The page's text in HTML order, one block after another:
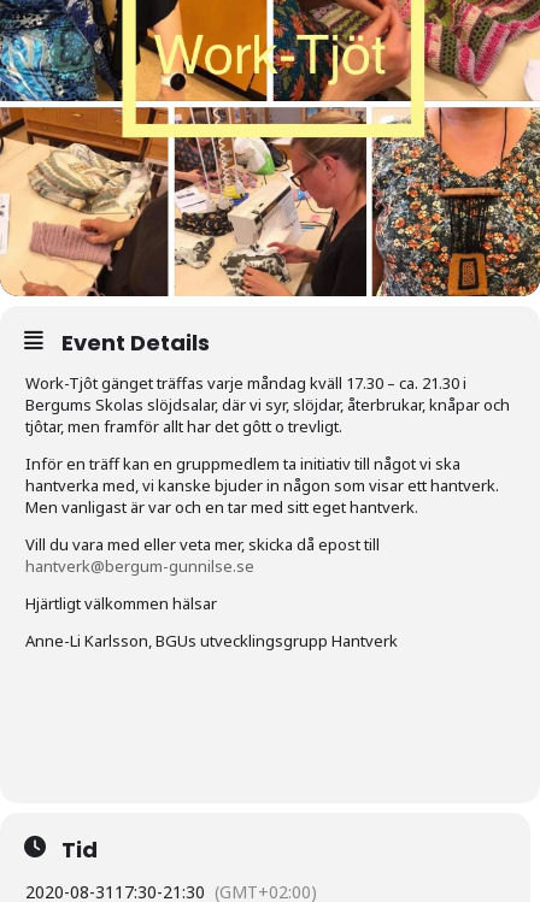
Event Details
Work-Tjôt gänget träffas varje måndag kväll 17.30 – ca. 21.30 i
Bergums Skolas slöjdsalar, där vi syr, slöjdar, återbrukar, knåpar och
tjôtar, men framför allt har det gôtt o trevligt.
Inför en träff kan en gruppmedlem ta initiativ till något vi ska
hantverka med, vi kanske bjuder in någon som visar ett hantverk.
Men vanligast är var och en tar med sitt eget hantverk.
Vill du vara med eller veta mer, skicka då epost till
hantverk@bergum-gunnilse.se
Hjärtligt välkommen hälsar
Anne-Li Karlsson, BGUs utvecklingsgrupp Hantverk
Tid
2020-08-31 17:30-21:30 (GMT+02:00)